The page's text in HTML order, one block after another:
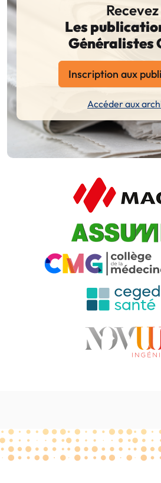
Recevez
Les
Généralistes
Inscription aux
Accéder aux